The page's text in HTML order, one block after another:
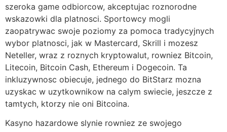
szeroka game odbiorcow, akceptujac roznorodne
wskazowki dla platnosci. Sportowcy mogli
zaopatrywac swoje poziomy za pomoca tradycyjnych
wybor platnosci, jak w Mastercard, Skrill i mozesz
Neteller, wraz z roznych kryptowalut, rowniez Bitcoin,
Litecoin, Bitcoin Cash, Ethereum i Dogecoin. Ta
inkluzywnosc obiecuje, jednego do BitStarz mozna
uzyskac w uzytkownikow na calym swiecie, jeszcze z
tamtych, ktorzy nie oni Bitcoina.
Kasyno hazardowe slynie rowniez ze swojego